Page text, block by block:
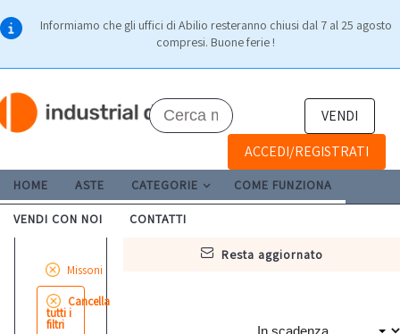
Informiamo che gli uffici di Abilio resteranno chiusi dal 7 al 25 agosto
compresi. Buone ferie !
VENDI
ACCEDI/REGISTRATI
HOME ASTE CATEGORIE COME FUNZIONA
VENDI CON NOI CONTATTI
resta aggiornato
Missoni
Cancella
tutti i
filtri